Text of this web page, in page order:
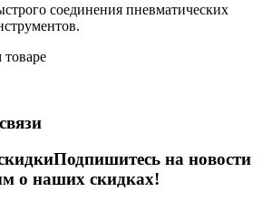
соединения пневматических
Подпишитесь на новости
о наших скидках!